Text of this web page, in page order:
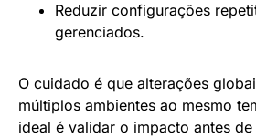
Reduzir configurações
gerenciados.
O cuidado é que alterações
múltiplos ambientes ao mesmo
ideal é validar o impacto antes